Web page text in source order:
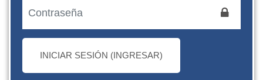
INICIAR SESIÓN (INGRESAR)